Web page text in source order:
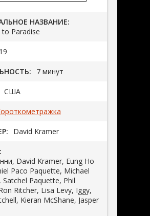
НАЗВАНИЕ:
Paradise
7 минут
США
David Kramer
David Kramer, Eung Ho
Paco Paquette, Michael
Satchel Paquette, Phil
Ritcher, Lisa Levy, Iggy,
Kieran McShane, Jasper